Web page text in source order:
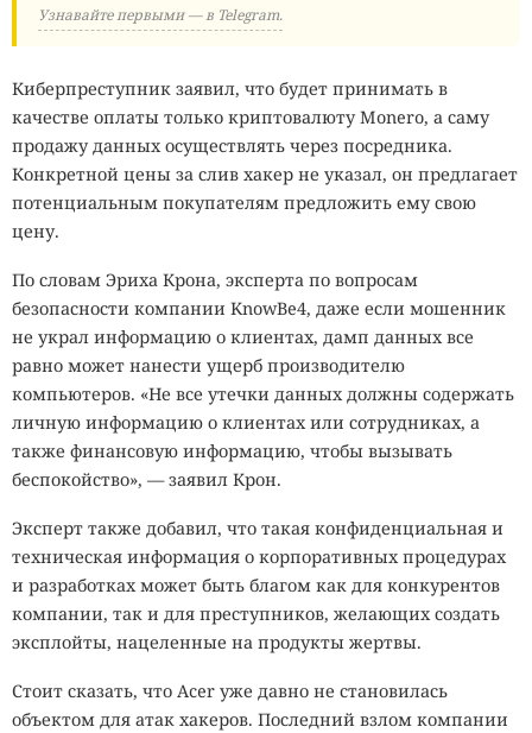
Узнавайте первыми — в Telegram.
Киберпреступник заявил, что будет принимать в
качестве оплаты только криптовалюту Monero, а саму
продажу данных осуществлять через посредника.
Конкретной цены за слив хакер не указал, он предлагает
потенциальным покупателям предложить ему свою
цену.
По словам Эриха Крона, эксперта по вопросам
безопасности компании KnowBe4, даже если мошенник
не украл информацию о клиентах, дамп данных все
равно может нанести ущерб производителю
компьютеров. «Не все утечки данных должны содержать
личную информацию о клиентах или сотрудниках, а
также финансовую информацию, чтобы вызывать
беспокойство», — заявил Крон.
Эксперт также добавил, что такая конфиденциальная и
техническая информация о корпоративных процедурах
и разработках может быть благом как для конкурентов
компании, так и для преступников, желающих создать
эксплойты, нацеленные на продукты жертвы.
Стоит сказать, что Acer уже давно не становилась
объектом для атак хакеров. Последний взлом компании